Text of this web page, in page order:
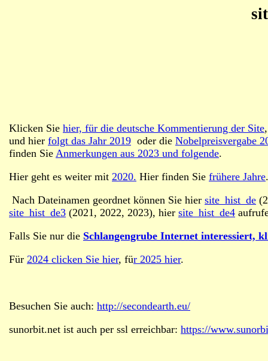
Klicken Sie hier, für die deutsche Kommentierung der Site
und hier folgt das Jahr 2019 oder die Nobelpreisvergabe
finden Sie Anmerkungen aus 2023 und folgende.
Hier geht es weiter mit 2020. Hier finden Sie frühere Jahre
Nach Dateinamen geordnet können Sie hier site_hist_de
site_hist_de3 (2021, 2022, 2023), hier site_hist_de4
Falls Sie nur die Schlangengrube Internet interessiert,
Für 2024 clicken Sie hier, für 2025 hier.
Besuchen Sie auch: http://secondearth.eu/
sunorbit.net ist auch per ssl erreichbar: https://